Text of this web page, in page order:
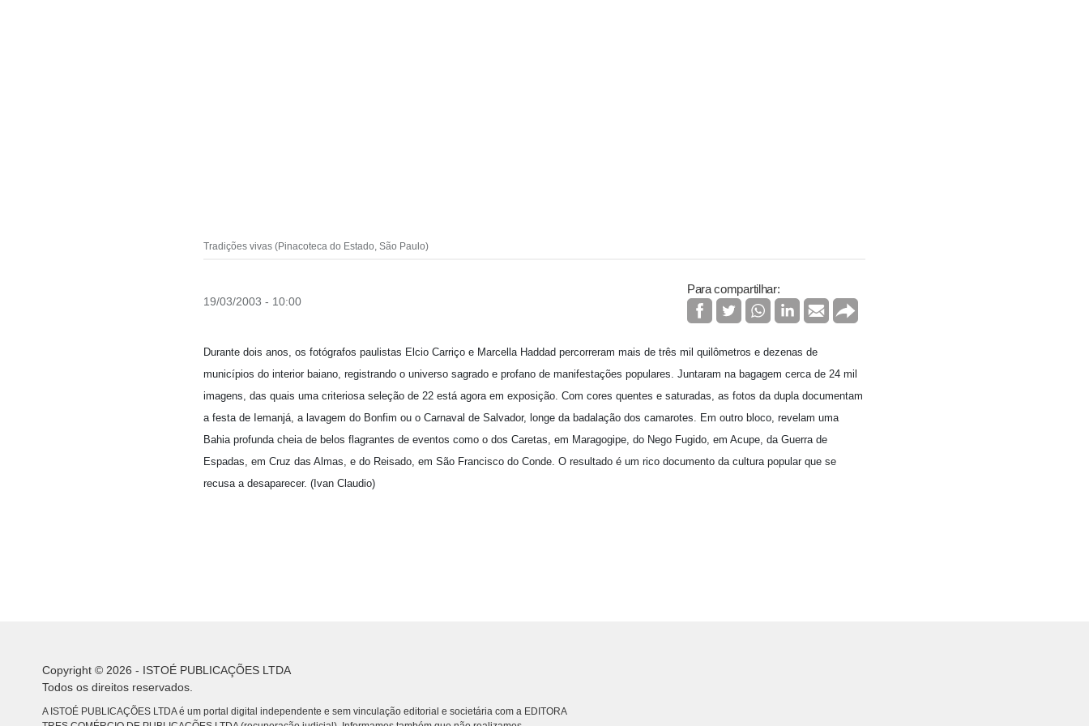
Tradições vivas (Pinacoteca do Estado, São Paulo)
19/03/2003 - 10:00
Para compartilhar:
Durante dois anos, os fotógrafos paulistas Elcio Carriço e Marcella Haddad percorreram mais de três mil quilômetros e dezenas de
municípios do interior baiano, registrando o universo sagrado e profano de manifestações populares. Juntaram na bagagem cerca de 24 mil
imagens, das quais uma criteriosa seleção de 22 está agora em exposição. Com cores quentes e saturadas, as fotos da dupla documentam
a festa de Iemanjá, a lavagem do Bonfim ou o Carnaval de Salvador, longe da badalação dos camarotes. Em outro bloco, revelam uma
Bahia profunda cheia de belos flagrantes de eventos como o dos Caretas, em Maragogipe, do Nego Fugido, em Acupe, da Guerra de
Espadas, em Cruz das Almas, e do Reisado, em São Francisco do Conde. O resultado é um rico documento da cultura popular que se
recusa a desaparecer. (Ivan Claudio)
Copyright © 2026 - ISTOÉ PUBLICAÇÕES LTDA
Todos os direitos reservados.
A ISTOÉ PUBLICAÇÕES LTDA é um portal digital independente e sem vinculação editorial e societária com a EDITORA